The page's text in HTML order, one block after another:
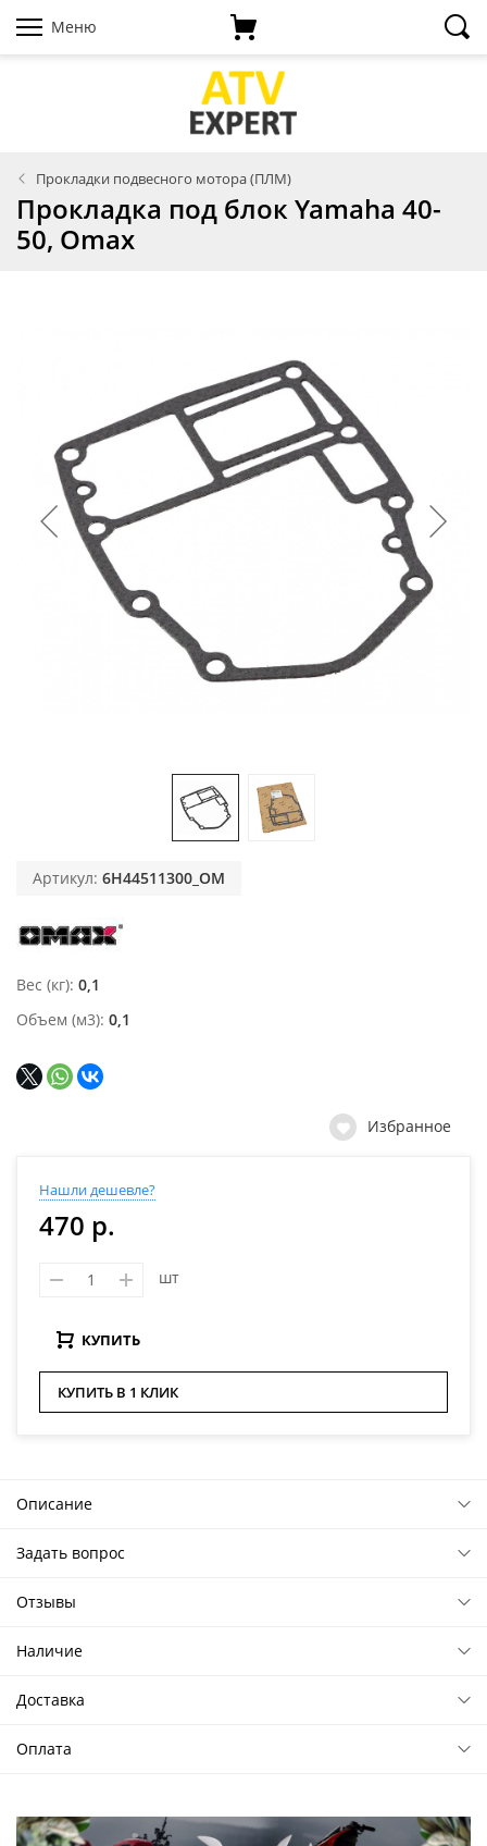
Меню
Прокладки подвесного мотора (ПЛМ)
Прокладка под блок Yamaha 40-
50, Omax
Артикул: 6H44511300_OM
Вес (кг) 0,1
Объем (м3) 0,1
Избранное
Нашли дешевле?
470 р.
шт
КУПИТЬ
КУПИТЬ В 1 КЛИК
Описание
Задать вопрос
Отзывы
Наличие
Доставка
Оплата